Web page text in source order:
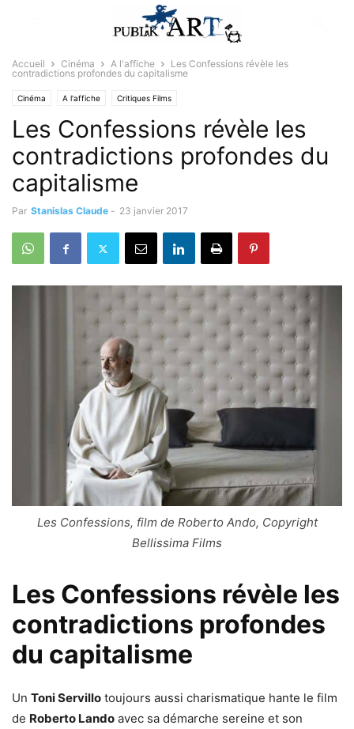
Accueil Cinéma A l'affiche
Les Confessions révèle les
contradictions profondes du capitalisme
Cinéma A l'affiche Critiques Films
Les Confessions révèle les
contradictions profondes du
capitalisme
Par Stanislas Claude - 23 janvier 2017
Les Confessions, film de Roberto Ando, Copyright
Bellissima Films
Les Confessions révèle les
contradictions profondes
du capitalisme
Un Toni Servillo toujours aussi charismatique hante le film
de Roberto Lando avec sa démarche sereine et son